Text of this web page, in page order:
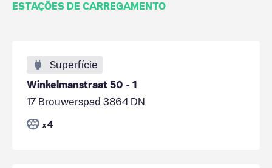
ESTAÇÕES DE CARREGAMENTO
Superfície
Winkelmanstraat 50 - 1
17 Brouwerspad 3864 DN
x 4